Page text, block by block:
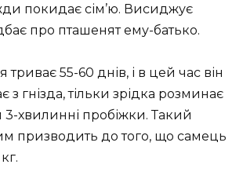
покидає сім’ю. Висиджує
про пташенят ему-батько.
55-60 днів, і в цей час він
з гнізда, тільки зрідка розминає
3-хвилинні пробіжки. Такий
призводить до того, що самець